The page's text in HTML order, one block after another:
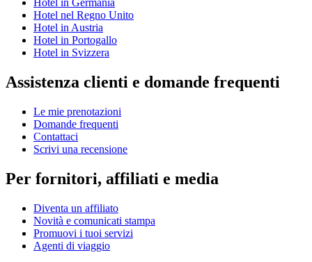
Hotel in Germania
Hotel nel Regno Unito
Hotel in Austria
Hotel in Portogallo
Hotel in Svizzera
Assistenza clienti e domande frequenti
Le mie prenotazioni
Domande frequenti
Contattaci
Scrivi una recensione
Per fornitori, affiliati e media
Diventa un affiliato
Novità e comunicati stampa
Promuovi i tuoi servizi
Agenti di viaggio